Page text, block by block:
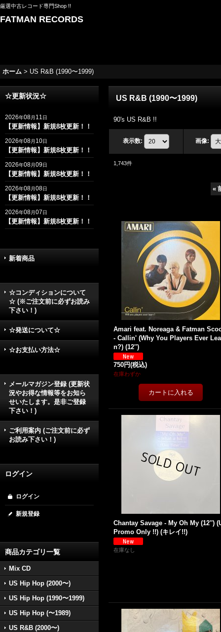
厳選中古レコード専門Shop !!
FATMAN RECORDS
ホーム > US R&B (1990〜1999)
☆更新状況☆
2026年08月 11日
【更新情報】新規8枚更新！！
2026年08月 10日
【更新情報】新規8枚更新！！
2026年08月09日
【更新情報】新規8枚更新！！
2026年08月08日
【更新情報】新規8枚更新！！
2026年08月07日
【更新情報】新規8枚更新！！
新着商品
☆コンディションについて
☆ (※ご注文前に必ずお読み
下さい！)
☆発送について☆
☆お支払い方法☆
メールマガジン登録 (更新状
況やお得な情報等をお知ら
せいたします。是非ご登録
下さい！)
ご利用案内 (ご注文前に必ず
お読み下さい！)
ログイン
ログイン
新規登録
商品カテゴリ一覧
Mix CD
US Hip Hop (2000〜)
US Hip Hop (1990〜1999)
US Hip Hop (〜1989)
US R&B (2000〜)
US R&B (1990〜1999)
90's US R&B !!
表示数: 画像:
1,743件
«
Amari feat. Noreaga & Fatman
- Callin' (Why You Players Ever
n?) (12'')
750円(税込)
在庫わずか
Chantay Savage - My Oh My (12'')
Promo Only !!) (キレイ!!)
在庫なし